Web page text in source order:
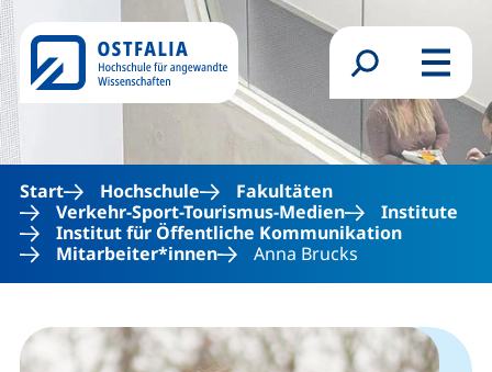
Direkt zum Inhalt
Suchformular
Menü
Start Hochschule
Fakultäten
Verkehr-Sport-Tourismus-Medien
Institute
Institut für Öffentliche Kommunikation
Mitarbeiter*innen
Anna Brucks